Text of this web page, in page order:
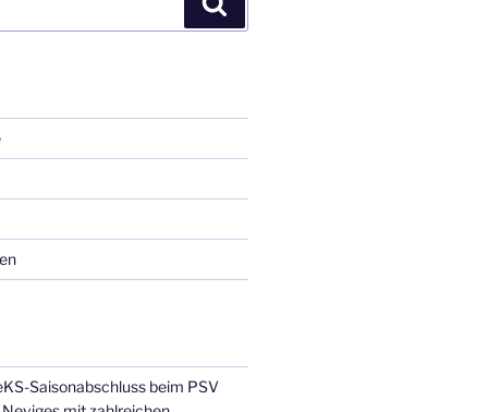
Saisonabschluss beim PSV